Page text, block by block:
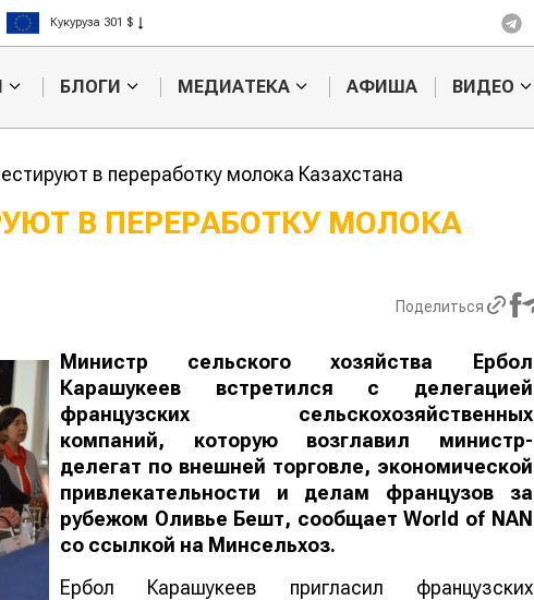
Рис 408 $
Пшеница 423 $
БЛОГИ МЕДИАТЕКА АФИША ВИДЕО
в переработку молока Казахстана
В ПЕРЕРАБОТКУ МОЛОКА
Поделиться
Министр сельского хозяйства Ербол
Карашукеев встретился с делегацией
французских сельскохозяйственных
компаний, которую возглавил министр-
делегат по внешней торговле, экономической
привлекательности и делам французов за
рубежом Оливье Бешт, сообщаетWorld of NAN
со ссылкой на Минсельхоз.
Ербол Карашукеев пригласил французских